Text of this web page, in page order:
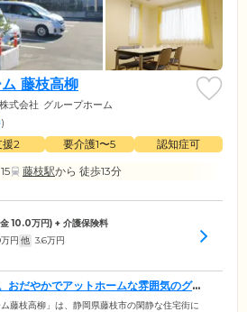
藤枝高柳
式会社 グループホーム
)
援2 要介護1〜5
認知症可
藤枝駅から 徒歩13分
金10.0万円) + 介護保険料
万円 他 3.6万円
おだやかでアットホームな雰囲気のグル
ム藤枝高柳」は、静岡県藤枝市の閑静な住宅街に